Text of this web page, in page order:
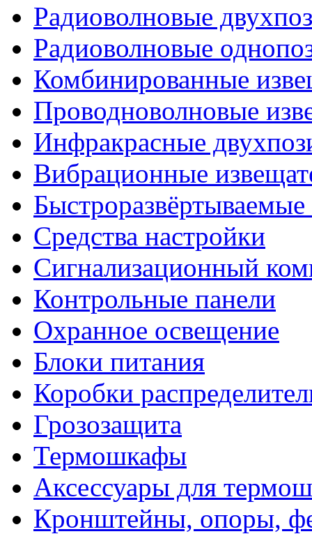
Радиоволновые
Радиоволновые
Комбинированные
Проводноволновые
Инфракрасные
Вибрационные
Средства настройки
Сигнализационный
Контрольные панели
Охранное освещение
Блоки питания
Коробки
Грозозащита
Термошкафы
Аксессуары для
Кронштейны, опоры,